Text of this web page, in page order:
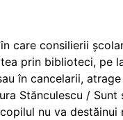
care consilierii
prin biblioteci, pe
în cancelarii,
Stănculescu / Sunt
nu va destăinui